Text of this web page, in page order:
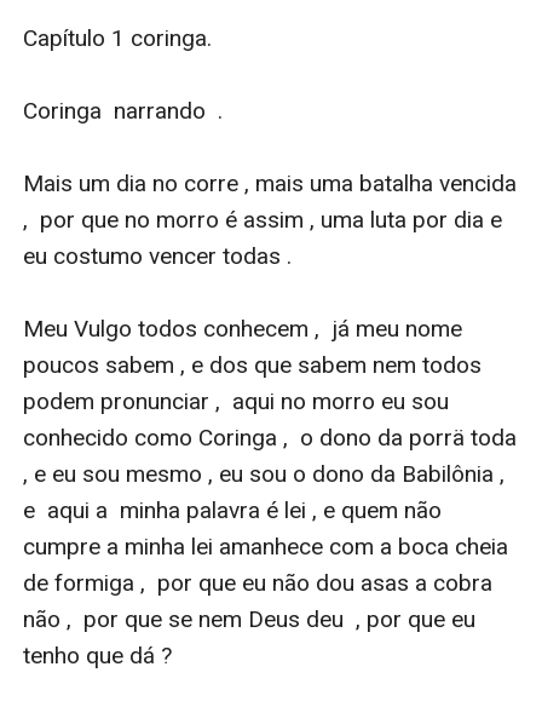
que nem ele, o dono do morro, soube controlar.
não abaixa a cabeça. Nem pra ele.
Forjada no concreto da quebrada, Júlia não se ilude
com promessa bonita, nem se vende por medo. Ela é
dura, livre, bruta — e é por isso que ele não consegue
Ela virou vício. Obsessão.
O desafio que ele precisa vencer. A mulher que
nenhum rei consegue dominar.
Mas quanto mais ele tenta domá-la, mais ela escapa. E
a cada tentativa de dobrá-la, é ele quem se dobra por
dentro. Porque conquistar Júlia não é sobre força — é
sobre perder o próprio eixo.
E quando Coringa começa a chamá-la de minha
bandida , não é porque ela é do corre — é sobre perder
o controle pela primeira vez.
Capítulo 1 coringa.
Coringa  narrando  .
Mais um dia no corre , mais uma batalha vencida
,  por que no morro é assim , uma luta por dia e
eu costumo vencer todas .
Meu Vulgo todos conhecem ,  já meu nome
poucos sabem , e dos que sabem nem todos
podem pronunciar ,  aqui no morro eu sou
conhecido como Coringa ,  o dono da porrä toda
, e eu sou mesmo , eu sou o dono da Babilônia ,
e  aqui a  minha palavra é lei , e quem não
cumpre a minha lei amanhece com a boca cheia
de formiga ,  por que eu não dou asas a cobra
não ,  por que se nem Deus deu  , por que eu
tenho que dá ?